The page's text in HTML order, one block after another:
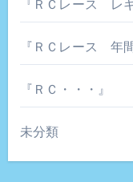
『ＲＣレース レ
『ＲＣレース 年
『ＲＣ・・・』
未分類